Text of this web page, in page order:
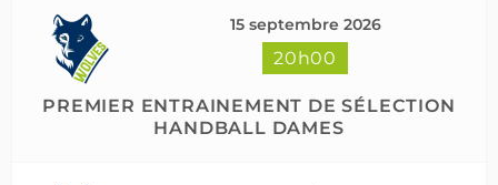
15 septembre 2026
20h00
PREMIER ENTRAINEMENT DE SÉLECTION
HANDBALL DAMES